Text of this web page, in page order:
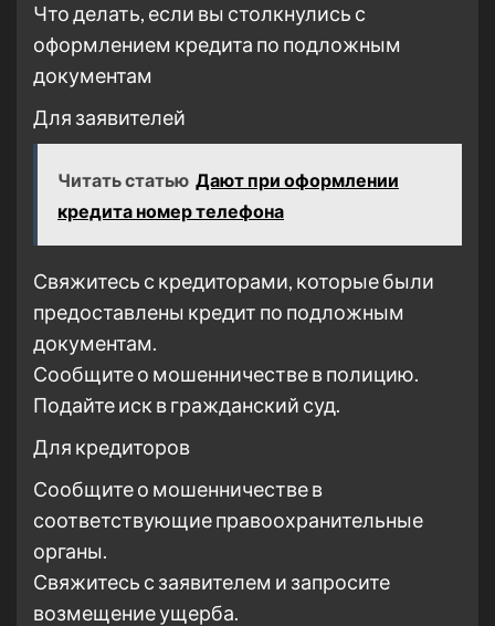
Что делать, если вы столкнулись с
оформлением кредита по подложным
документам
Для заявителей
Читать статью Дают при оформлении
кредита номер телефона
Свяжитесь с кредиторами, которые были
предоставлены кредит по подложным
документам.
Сообщите о мошенничестве в полицию.
Подайте иск в гражданский суд.
Для кредиторов
Сообщите о мошенничестве в
соответствующие правоохранительные
органы.
Свяжитесь с заявителем и запросите
возмещение ущерба.